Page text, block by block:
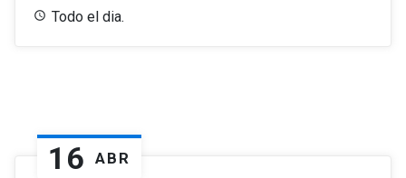
Todo el dia.
16 ABR